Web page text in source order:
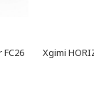
Xgimi